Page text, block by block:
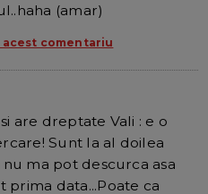
(amar)
acest comentariu
are dreptate Vali : e o
Sunt la al doilea
ma pot descurca asa
prima data...Poate ca